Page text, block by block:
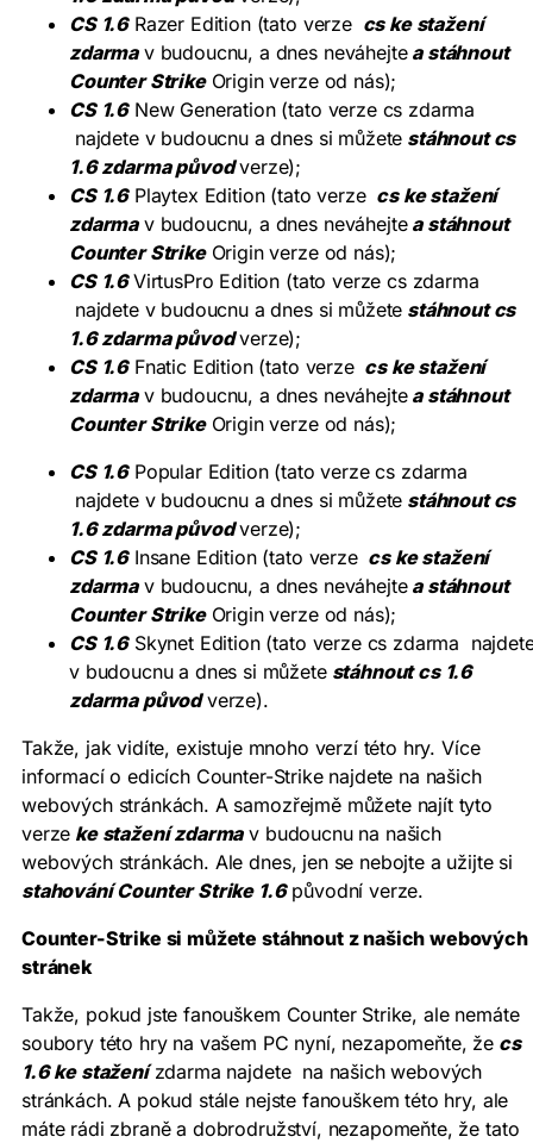
CS 1.6Razer Edition (tato verze cs ke stažení
zdarmav budoucnu, a dnes neváhejtea stáhnout
Counter StrikeOrigin verze od nás);
CS 1.6New Generation (tato verze cs zdarma
najdete v budoucnu a dnes si můžete stáhnout cs
1.6 zdarma původverze);
CS 1.6Playtex Edition (tato verze cs ke stažení
zdarmav budoucnu, a dnes neváhejtea stáhnout
Counter StrikeOrigin verze od nás);
CS 1.6VirtusPro Edition (tato verze cs zdarma
najdete v budoucnu a dnes si můžete stáhnout cs
1.6 zdarma původverze);
CS 1.6Fnatic Edition (tato verze cs ke stažení
zdarmav budoucnu, a dnes neváhejtea stáhnout
Counter StrikeOrigin verze od nás);
CS 1.6Popular Edition (tato verze cs zdarma
najdete v budoucnu a dnes si můžete stáhnout cs
1.6 zdarma původverze);
CS 1.6Insane Edition (tato verze cs ke stažení
zdarmav budoucnu, a dnes neváhejtea stáhnout
Counter StrikeOrigin verze od nás);
CS 1.6Skynet Edition (tato verze cs zdarma
v budoucnu a dnes si můžetestáhnout cs 1.6
zdarma původverze).
Takže, jak vidíte, existuje mnoho verzí této hry. Více
informací o edicích Counter-Strike najdete na našich
webových stránkách. A samozřejmě můžete najít tyto
verze ke stažení zdarmav budoucnu na našich
webových stránkách. Ale dnes, jen se nebojte a užijte si
stahování Counter Strike 1.6původní verze.
Counter-Strike si můžete stáhnout z našich webových
stránek
Takže, pokud jste fanouškem Counter Strike, ale nemáte
soubory této hry na vašem PC nyní, nezapomeňte, že cs
1.6 ke staženízdarma najdete na našich webových
stránkách. A pokud stále nejste fanouškem této hry, ale
máte rádi zbraně a dobrodružství, nezapomeňte, že tato